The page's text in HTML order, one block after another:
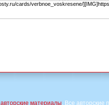
авторские материалы. Все авторские